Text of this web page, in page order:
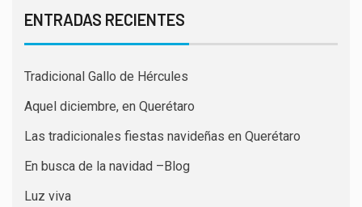
ENTRADAS RECIENTES
Tradicional Gallo de Hércules
Aquel diciembre, en Querétaro
Las tradicionales fiestas navideñas en Querétaro
En busca de la navidad –Blog
Luz viva